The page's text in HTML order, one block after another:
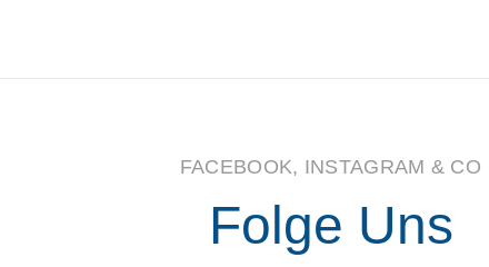
FACEBOOK, INSTAGRAM & CO
Folge Uns